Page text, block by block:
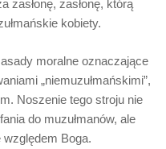
zasłonę, zasłonę, którą
kobiety.
moralne oznaczające
„niemuzułmańskimi”,
Noszenie tego stroju nie
do muzułmanów, ale
Boga.